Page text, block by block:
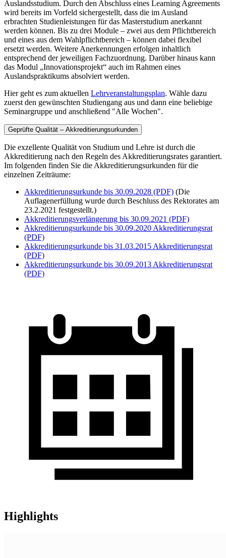
Auslandsstudium. Durch den Abschluss eines Learning Agreements
wird bereits im Vorfeld sichergestellt, dass die im Ausland
erbrachten Studienleistungen für das Masterstudium anerkannt
werden können. Bis zu drei Module – zwei aus dem Pflichtbereich
und eines aus dem Wahlpflichtbereich – können dabei flexibel
ersetzt werden. Weitere Anerkennungen erfolgen inhaltlich
entsprechend der jeweiligen Fachzuordnung. Darüber hinaus kann
das Modul „Innovationsprojekt“ auch im Rahmen eines
Auslandspraktikums absolviert werden.
Hier geht es zum aktuellen Lehrveranstaltungsplan. Wähle dazu
zuerst den gewünschten Studiengang aus und dann eine beliebige
Seminargruppe und anschließend "Alle Wochen".
Geprüfte Qualität – Akkreditierungsurkunden
Die exzellente Qualität von Studium und Lehre ist durch die
Akkreditierung nach den Regeln des Akkreditierungsrates garantiert.
Im folgenden finden Sie die Akkreditierungsurkunden für die
einzelnen Zeiträume:
Akkreditierungsurkunde bis 30.09.2028 (PDF) (Die
Auflagenerfüllung wurde durch Beschluss des Rektorates am
23.2.2021 festgestellt.)
Akkreditierungsverlängerung bis 30.09.2021 (PDF)
Akkreditierungsurkunde bis 30.09.2020 Akkreditierungsrat
(PDF)
Akkreditierungsurkunde bis 31.03.2015 Akkreditierungsrat
(PDF)
Akkreditierungsurkunde bis 30.09.2013 Akkreditierungsrat
(PDF)
Highlights